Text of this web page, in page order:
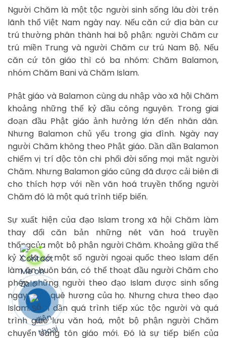
Người Chăm là một tộc người sinh sống lâu đời trên
lãnh thổ Việt Nam ngày nay. Nếu căn cứ địa bàn cư
trú thường phân thành hai bộ phận: người Chăm cư
trú miền Trung và người Chăm cư trú Nam Bộ. Nếu
căn cứ tôn giáo thì có ba nhóm: Chăm Balamon,
nhóm Chăm Bani và Chăm Islam.
Phật giáo và Balamon cùng du nhập vào xã hội Chăm
khoảng những thế kỷ đầu công nguyên. Trong giai
đoạn đầu Phật giáo ảnh hưởng lớn đến nhân dân.
Nhưng Balamon chủ yếu trong gia đình. Ngày nay
người Chăm không theo Phật giáo. Dần dần Balamon
chiếm vị trí độc tôn chi phối đời sống mọi mặt người
Chăm. Nhưng Balamon giáo cũng đã được cải biên đi
cho thích hợp với nền văn hoá truyền thống người
Chăm đó là một quá trình tiếp biến.
Sự xuất hiện của đạo Islam trong xã hội Chăm làm
thay đổi căn bản những nét văn hoá truyền
thốngcủa một bộ phận người Chăm. Khoảng giữa thế
kỷ X đã có một số người ngoại quốc theo Islam đến
làm ăn buôn bán, có thể thoạt đầu người Chăm cho
phép những người theo đạo Islam được sinh sống
ngay trên quê hương của họ. Nhưng chưa theo đạo
Islam. Dần dần quá trình tiếp xúc tộc người và quá
trình giao lưu văn hoá, một bộ phận người Chăm
chuyển sang tôn giáo mới. Đó là sự tiếp biến của